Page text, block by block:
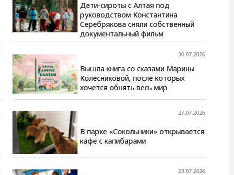
Дети-сироты с Алтая под
руководством Константина
Серебрякова сняли собственный
документальный фильм
30.07.2026
Вышла книга со сказами Марины
Колесниковой, после которых
хочется обнять весь мир
27.07.2026
В парке «Сокольники» открывается
кафе с капибарами
23.07.2026